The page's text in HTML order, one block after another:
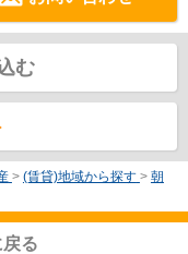
む
> (賃貸)地域から探す > 朝
る